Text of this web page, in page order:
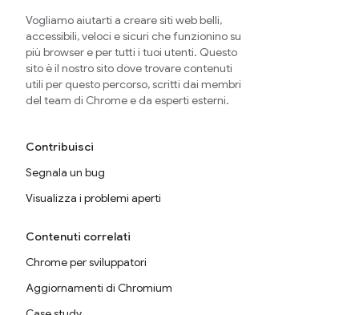
Vogliamo aiutarti a creare siti web belli,
accessibili, veloci e sicuri che funzionino su
più browser e per tutti i tuoi utenti. Questo
sito è il nostro sito dove trovare contenuti
utili per questo percorso, scritti dai membri
del team di Chrome e da esperti esterni.
Contribuisci
Segnala un bug
Visualizza i problemi aperti
Contenuti correlati
Chrome per sviluppatori
Aggiornamenti di Chromium